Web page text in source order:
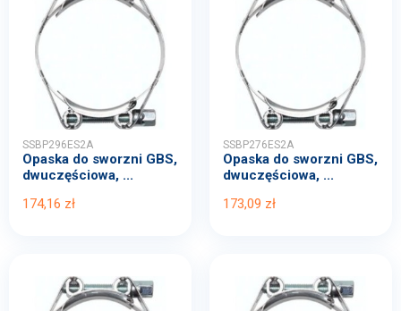
SSBP296ES2A
Opaska do sworzni GBS,
dwuczęściowa, ...
174,16 zł
SSBP276ES2A
Opaska do sworzni GBS,
dwuczęściowa, ...
173,09 zł